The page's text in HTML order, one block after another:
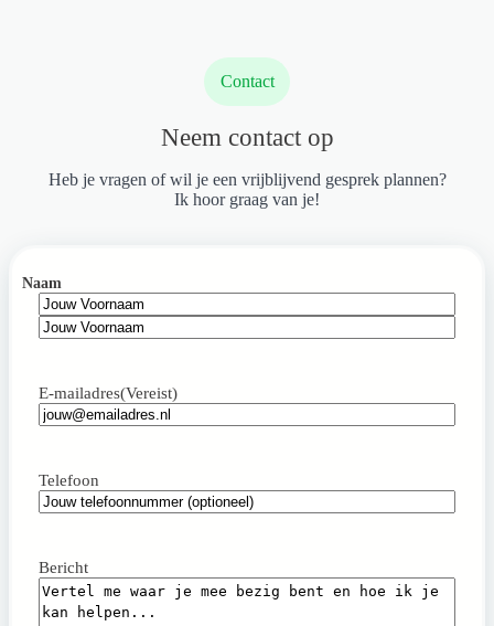
Contact
Neem contact op
Heb je vragen of wil je een vrijblijvend gesprek plannen?
Ik hoor graag van je!
Naam
Voornaam
E-mailadres(Vereist)
Telefoon
Bericht